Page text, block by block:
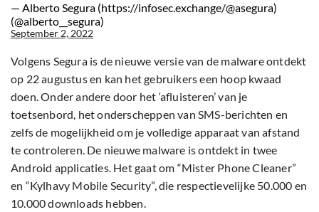
— Alberto Segura (https://infosec.exchange/@asegura)
(@alberto__segura)
September 2, 2022
Volgens Segura is de nieuwe versie van de malware ontdekt
op 22 augustus en kan het gebruikers een hoop kwaad
doen. Onder andere door het ‘afluisteren’ van je
toetsenbord, het onderscheppen van SMS-berichten en
zelfs de mogelijkheid om je volledige apparaat van afstand
te controleren. De nieuwe malware is ontdekt in twee
Android applicaties. Het gaat om “Mister Phone Cleaner”
en “Kylhavy Mobile Security”, die respectievelijke 50.000 en
10.000 downloads hebben.